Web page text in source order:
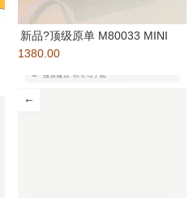
新品?顶级原单 M80033 MINI
SOFT TRUN
1380.00